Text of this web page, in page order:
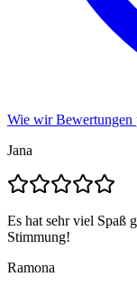
Wie wir Bewertungen
Jana
Es hat sehr viel Spaß
Stimmung!
Ramona